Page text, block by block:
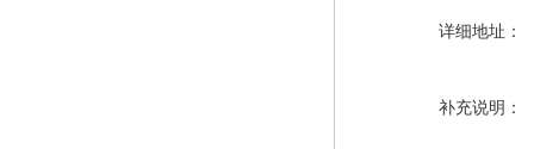
详细地址：
补充说明：